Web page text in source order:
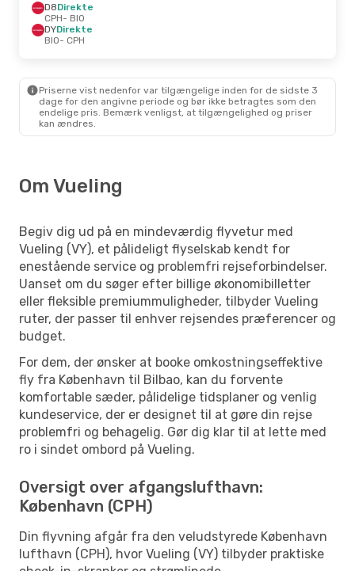
D8Direkte
CPH- BIO
DYDirekte
BIO- CPH
Priserne vist nedenfor var tilgængelige inden for de sidste 3
dage for den angivne periode og bør ikke betragtes som den
endelige pris. Bemærk venligst, at tilgængelighed og priser
kan ændres.
Om Vueling
Begiv dig ud på en mindeværdig flyvetur med
Vueling (VY), et pålideligt flyselskab kendt for
enestående service og problemfri rejseforbindelser.
Uanset om du søger efter billige økonomibilletter
eller fleksible premiummuligheder, tilbyder Vueling
ruter, der passer til enhver rejsendes præferencer og
budget.
For dem, der ønsker at booke omkostningseffektive
fly fra København til Bilbao, kan du forvente
komfortable sæder, pålidelige tidsplaner og venlig
kundeservice, der er designet til at gøre din rejse
problemfri og behagelig. Gør dig klar til at lette med
ro i sindet ombord på Vueling.
Oversigt over afgangslufthavn:
København (CPH)
Din flyvning afgår fra den veludstyrede København
lufthavn (CPH), hvor Vueling (VY) tilbyder praktiske